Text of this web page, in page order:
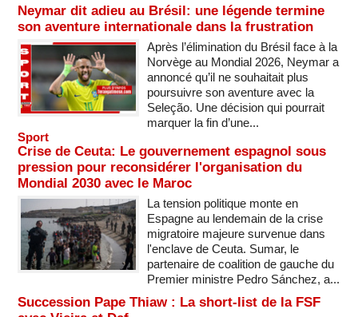
Neymar dit adieu au Brésil: une légende termine
son aventure internationale dans la frustration
Après l’élimination du Brésil face à la
Norvège au Mondial 2026, Neymar a
annoncé qu’il ne souhaitait plus
poursuivre son aventure avec la
Seleção. Une décision qui pourrait
marquer la fin d’une...
Sport
Crise de Ceuta: Le gouvernement espagnol sous
pression pour reconsidérer l'organisation du
Mondial 2030 avec le Maroc
La tension politique monte en
Espagne au lendemain de la crise
migratoire majeure survenue dans
l'enclave de Ceuta. Sumar, le
partenaire de coalition de gauche du
Premier ministre Pedro Sánchez, a...
Succession Pape Thiaw : La short-list de la FSF